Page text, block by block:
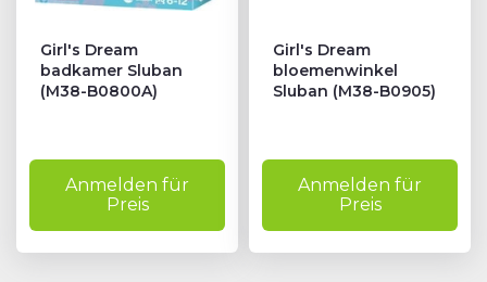
Girl's Dream
badkamer Sluban
(M38-B0800A)
Anmelden für
Preis
Girl's Dream
bloemenwinkel
Sluban (M38-B0905)
Anmelden für
Preis